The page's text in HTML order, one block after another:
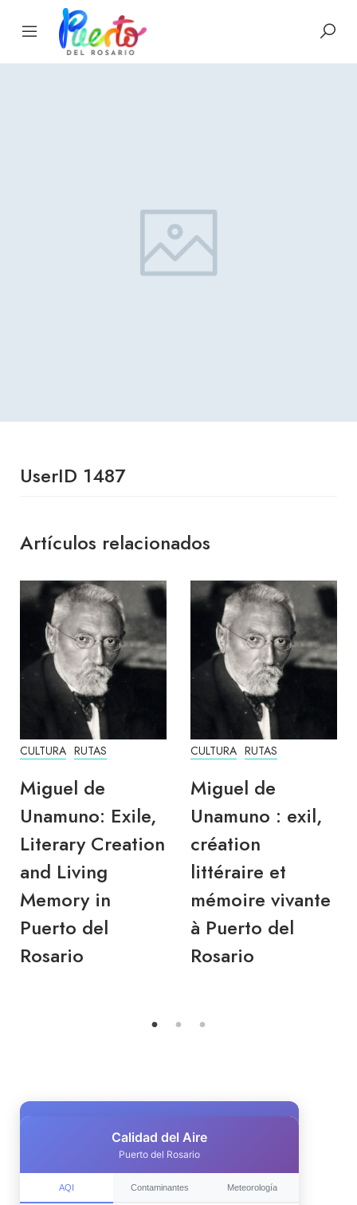
UserID 1487
Artículos relacionados
CULTURA RUTAS
Miguel de
Unamuno: Exile,
Literary Creation
and Living
Memory in
Puerto del
Rosario
CULTURA RUTAS
Miguel de
Unamuno : exil,
création
littéraire et
mémoire vivante
à Puerto del
Rosario